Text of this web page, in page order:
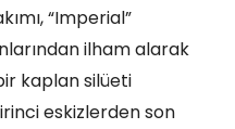
“Imperial”
ilham alarak
kaplan silüeti
eskizlerden son